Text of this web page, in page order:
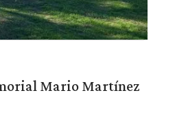
Mario Martínez